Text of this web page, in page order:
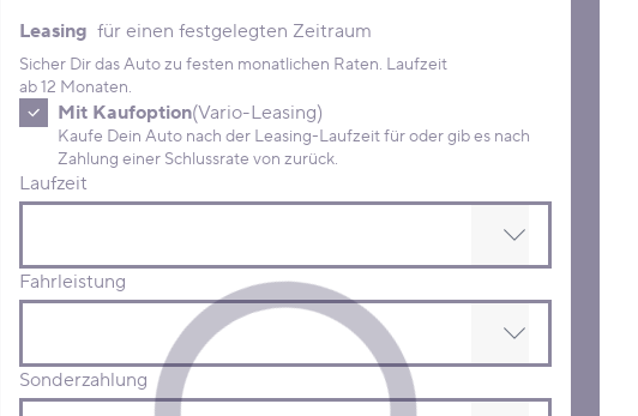
Leasing Konditionen
Leasing für einen festgelegten Zeitraum
Sicher Dir das Auto zu festen monatlichen Raten. Laufzeit
ab 12 Monaten.
Mit Kaufoption(Vario-Leasing)
Kaufe Dein Auto nach der Leasing-Laufzeit für oder gib es nach
Zahlung einer Schlussrate von zurück.
Laufzeit
Fahrleistung
Sonderzahlung